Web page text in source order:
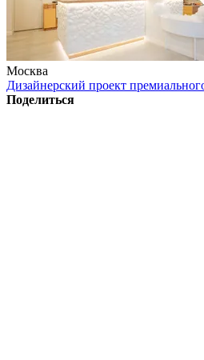
Москва
Дизайнерский проект
Поделиться